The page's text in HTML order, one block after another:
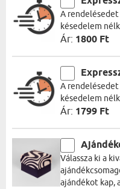
A
késedelem
Ár: 1800 Ft
A
késedelem
Ár: 1799 Ft
Válassza ki a
ajándékot kap,